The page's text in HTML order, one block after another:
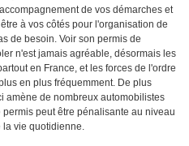
de vos démarches et
à vos côtés pour l'organisation de
de besoin. Voir son permis de
n'est jamais agréable, désormais les
en France, et les forces de l'ordre
en plus fréquemment. De plus
amène de nombreux automobilistes
peut être pénalisante au niveau
la vie quotidienne.